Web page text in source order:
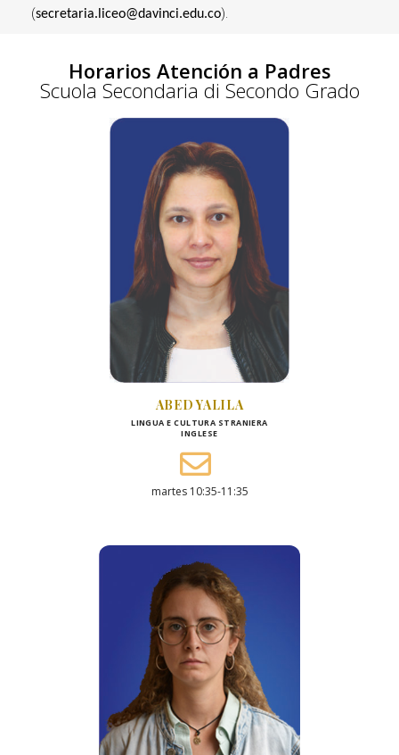
(secretaria.liceo@davinci.edu.co).
Horarios Atención a Padres
Scuola Secondaria di Secondo Grado
ABED YALILA
LINGUA E CULTURA STRANIERA
INGLESE
martes 10:35-11:35